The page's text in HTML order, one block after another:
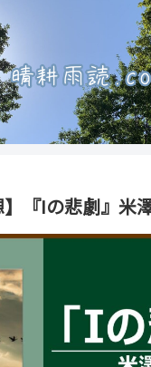
】『Iの悲劇』米